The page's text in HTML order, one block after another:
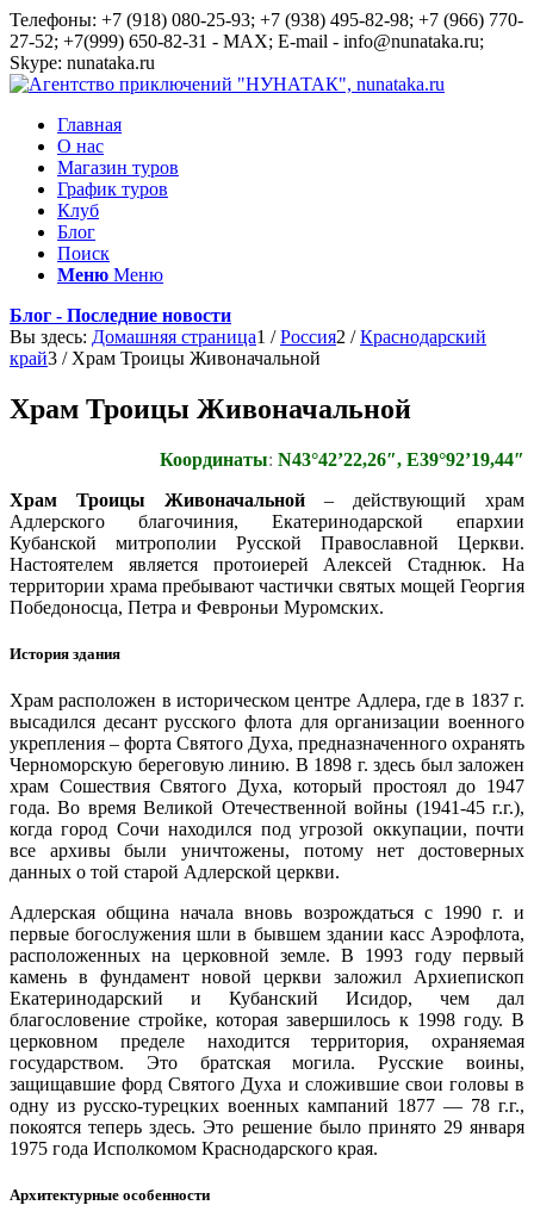
Телефоны: +7 (918) 080-25-93; +7 (938) 495-82-98; +7 (966) 770-
27-52; +7(999) 650-82-31 - MAX; E-mail - info@nunataka.ru;
Skype: nunataka.ru
Главная
О нас
Магазин туров
График туров
Клуб
Блог
Поиск
Меню Меню
Блог - Последние новости
Вы здесь: Домашняя страница1 / Россия2 / Краснодарский
край3 / Храм Троицы Живоначальной
Храм Троицы Живоначальной
Координаты: N43°42’22,26″, E39°92’19,44″
Храм Троицы Живоначальной – действующий храм
Адлерского благочиния, Екатеринодарской епархии
Кубанской митрополии Русской Православной Церкви.
Настоятелем является протоиерей Алексей Стаднюк. На
территории храма пребывают частички святых мощей Георгия
Победоносца, Петра и Февроньи Муромских.
История здания
Храм расположен в историческом центре Адлера, где в 1837 г.
высадился десант русского флота для организации военного
укрепления – форта Святого Духа, предназначенного охранять
Черноморскую береговую линию. В 1898 г. здесь был заложен
храм Сошествия Святого Духа, который простоял до 1947
года. Во время Великой Отечественной войны (1941-45 г.г.),
когда город Сочи находился под угрозой оккупации, почти
все архивы были уничтожены, потому нет достоверных
данных о той старой Адлерской церкви.
Адлерская община начала вновь возрождаться с 1990 г. и
первые богослужения шли в бывшем здании касс Аэрофлота,
расположенных на церковной земле. В 1993 году первый
камень в фундамент новой церкви заложил Архиепископ
Екатеринодарский и Кубанский Исидор, чем дал
благословение стройке, которая завершилось к 1998 году. В
церковном пределе находится территория, охраняемая
государством. Это братская могила. Русские воины,
защищавшие форд Святого Духа и сложившие свои головы в
одну из русско-турецких военных кампаний 1877 — 78 г.г.,
покоятся теперь здесь. Это решение было принято 29 января
1975 года Исполкомом Краснодарского края.
Архитектурные особенности